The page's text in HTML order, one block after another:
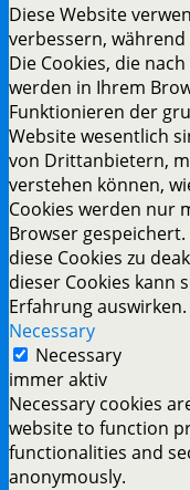
Diese Website
verbessern,
Die Cookies, die
werden in Ihrem
Funktionieren der
Website wesentlich
von Drittanbietern,
verstehen können,
Cookies werden nur
Browser
diese Cookies zu
dieser Cookies kann
Erfahrung auswirken.
Necessary
Necessary
immer aktiv
Necessary cookies
website to function
functionalities and
anonymously.